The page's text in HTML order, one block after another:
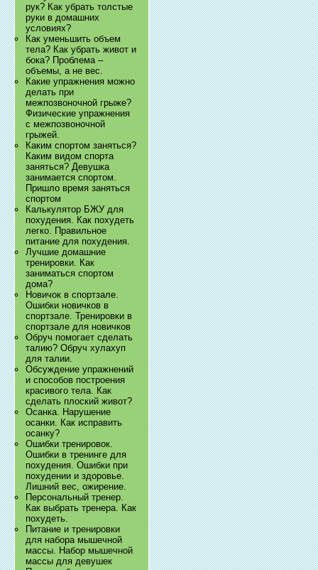
рук? Как убрать толстые
руки в домашних
условиях?
Как уменьшить объем
тела? Как убрать живот и
бока? Проблема –
объемы, а не вес.
Какие упражнения можно
делать при
межпозвоночной грыже?
Физические упражнения
с межпозвоночной
грыжей.
Каким спортом заняться?
Каким видом спорта
заняться? Девушка
занимается спортом.
Пришло время заняться
спортом
Калькулятор БЖУ для
похудения. Как похудеть
легко. Правильное
питание для похудения.
Лучшие домашние
тренировки. Как
заниматься спортом
дома?
Новичок в спортзале.
Ошибки новичков в
спортзале. Тренировки в
спортзале для новичков
Обруч помогает сделать
талию? Обруч хулахуп
для талии.
Обсуждение упражнений
и способов построения
красивого тела. Как
сделать плоский живот?
Осанка. Нарушение
осанки. Как исправить
осанку?
Ошибки тренировок.
Ошибки в тренинге для
похудения. Ошибки при
похудении и здоровье.
Лишний вес, ожирение.
Персональный тренер.
Как выбрать тренера. Как
похудеть.
Питание и тренировки
для набора мышечной
массы. Набор мышечной
массы для девушек